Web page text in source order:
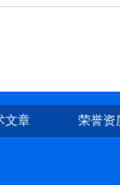
文章 荣誉资